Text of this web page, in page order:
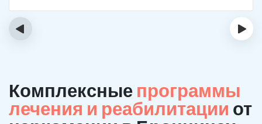
‹ ›
Комплексные программы
лечения и реабилитации от